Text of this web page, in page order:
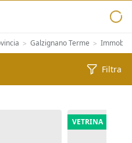
> Galzignano Terme >
Filtra
VETRINA